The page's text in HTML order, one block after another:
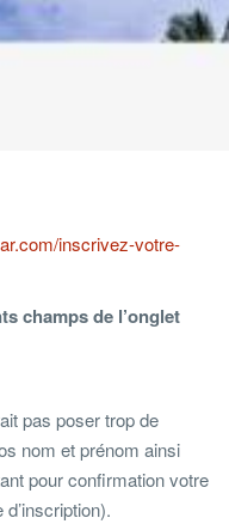
inscrivez-votre-
champs de l’onglet
pas poser trop de
nom et prénom ainsi
pour confirmation votre